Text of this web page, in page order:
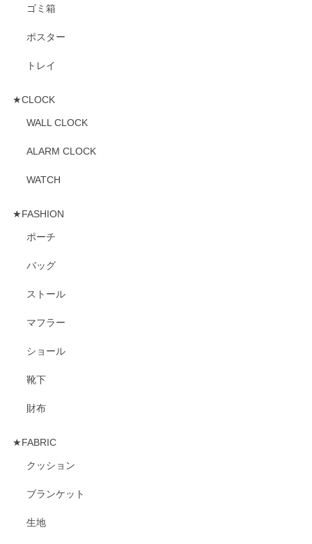
ゴミ箱
ポスター
トレイ
★CLOCK
WALL CLOCK
ALARM CLOCK
WATCH
★FASHION
ポーチ
バッグ
ストール
マフラー
ショール
靴下
財布
★FABRIC
クッション
ブランケット
生地